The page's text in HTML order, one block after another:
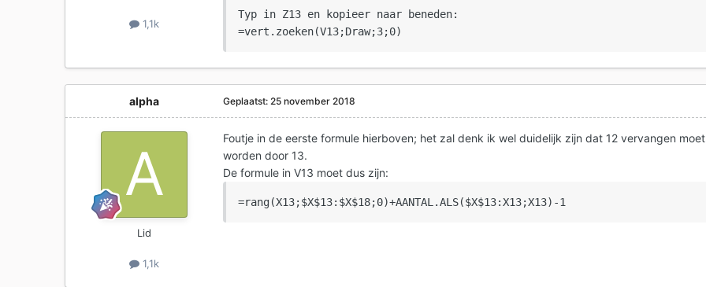
1,1k
Typ in Z13 en kopieer naar beneden:
alpha
Lid
1,1k
Geplaatst: 25 november 2018
Foutje in de eerste formule hierboven; het zal denk ik wel duidelijk zijn dat 12 vervangen moet
worden door 13.
De formule in V13 moet dus zijn:
=rang(X13;$X$13:$X$18;0)+AANTAL.ALS($X$13:X13;X13)-1